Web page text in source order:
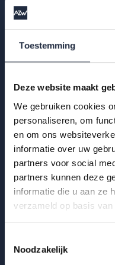
Toestemming
Deze website maakt
We gebruiken cookies
personaliseren, om
en om ons
informatie over uw
partners voor social
partners kunnen deze
informatie die u aan ze
verzameld op basis
Noodzakelijk
Zzp’ers in zorg
echt?
Wat weten we echt over
achter het debat over
Lees meer